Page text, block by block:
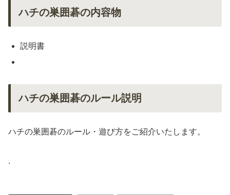
ハチの巣囲碁の内容物
説明書
ハチの巣囲碁のルール説明
ハチの巣囲碁のルール・遊び方をご紹介いたします。
.